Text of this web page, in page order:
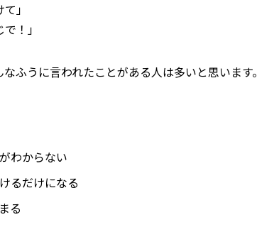
」
！」
ふうに言われたことがある人は多いと思います。
わからない
るだけになる
る